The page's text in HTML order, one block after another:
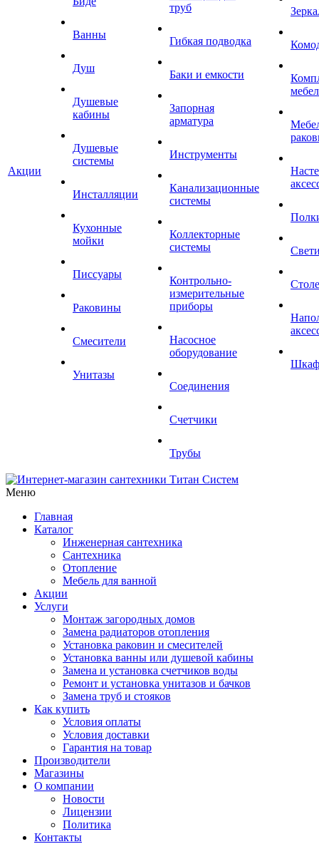
Акции
Ванны
Душ
Душевые
кабины
Душевые
системы
Инсталляции
Кухонные
мойки
Писсуары
Раковины
Смесители
Унитазы
труб
Гибкая подводка
Баки и емкости
Запорная
арматура
Инструменты
Канализационные
системы
Коллекторные
системы
Контрольно-
измерительные
приборы
Насосное
оборудование
Соединения
Счетчики
Трубы
Меню
Главная
Каталог
Инженерная сантехника
Сантехника
Отопление
Мебель для ванной
Акции
Услуги
Монтаж загородных домов
Замена радиаторов отопления
Установка раковин и смесителей
Установка ванны или душевой кабины
Замена и установка счетчиков воды
Ремонт и установка унитазов и бачков
Замена труб и стояков
Как купить
Условия оплаты
Условия доставки
Гарантия на товар
Производители
Магазины
О компании
Новости
Лицензии
Политика
Контакты